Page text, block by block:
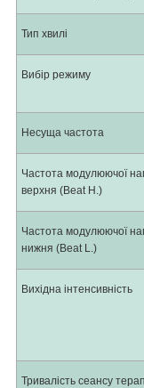
Тип хвилі
Вибір режиму
Несуща частота
Частота модулюючої
верхня (Beat H.)
Частота модулюючої
нижня (Beat L.)
Вихідна інтенсивність
Тривалість сеансу